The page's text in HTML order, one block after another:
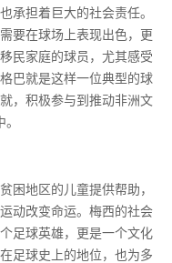
承担着巨大的社会责任。
要在球场上表现出色，更
民家庭的球员，尤其感受
巴就是这样一位典型的球
，积极参与到推动非洲文
困地区的儿童提供帮助，
动改变命运。梅西的社会
足球英雄，更是一个文化
足球史上的地位，也为多